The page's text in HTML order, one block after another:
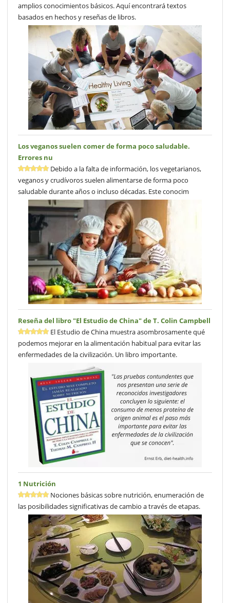
amplios conocimientos básicos. Aquí encontrará textos
basados en hechos y reseñas de libros.
Los veganos suelen comer de forma poco saludable.
Errores nu
Debido a la falta de información, los vegetarianos,
veganos y crudívoros suelen alimentarse de forma poco
saludable durante años o incluso décadas. Este conocim
Reseña del libro "El Estudio de China" de T. Colin Campbell
El Estudio de China muestra asombrosamente qué
podemos mejorar en la alimentación habitual para evitar las
enfermedades de la civilización. Un libro importante.
1 Nutrición
Nociones básicas sobre nutrición, enumeración de
las posibilidades significativas de cambio a través de etapas.